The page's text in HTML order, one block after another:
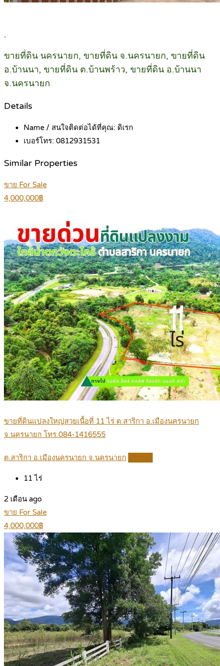
.
ขายที่ดิน นครนายก, ขายที่ดิน จ.นครนายก, ขายที่ดิน
อ.บ้านนา, ขายที่ดิน ต.บ้านพร้าว, ขายที่ดิน อ.บ้านนา
จ.นครนายก
Details
Name / สนใจติดต่อได้ที่คุณ: ดิเรก
เบอร์โทร: 0812931531
Similar Properties
ขาย For Sale
4,000,000฿
ขายที่ดินแปลงใหญ่สวยเนื้อที่ 11 ไร่ ต.สาริกา อ.เมืองนครนายก
จ.นครนายก โทร.084-1416555
ต.สาริกา อ.เมืองนครนายก จ.นครนายก
11 ไร่
2 เดือน ago
ขาย For Sale
4,000,000฿